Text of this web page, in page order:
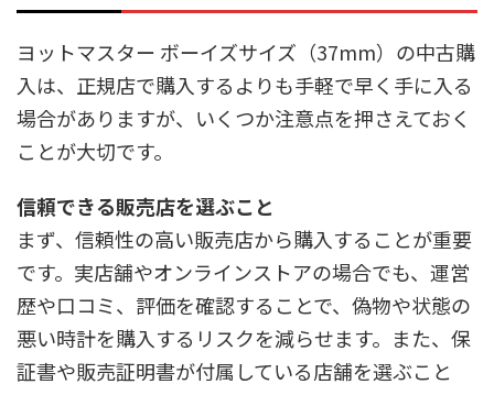
ヨットマスター ボーイズサイズ（37mm）の中古購
入は、正規店で購入するよりも手軽で早く手に入る
場合がありますが、いくつか注意点を押さえておく
ことが大切です。
信頼できる販売店を選ぶこと
まず、信頼性の高い販売店から購入することが重要
です。実店舗やオンラインストアの場合でも、運営
歴や口コミ、評価を確認することで、偽物や状態の
悪い時計を購入するリスクを減らせます。また、保
証書や販売証明書が付属している店舗を選ぶこと